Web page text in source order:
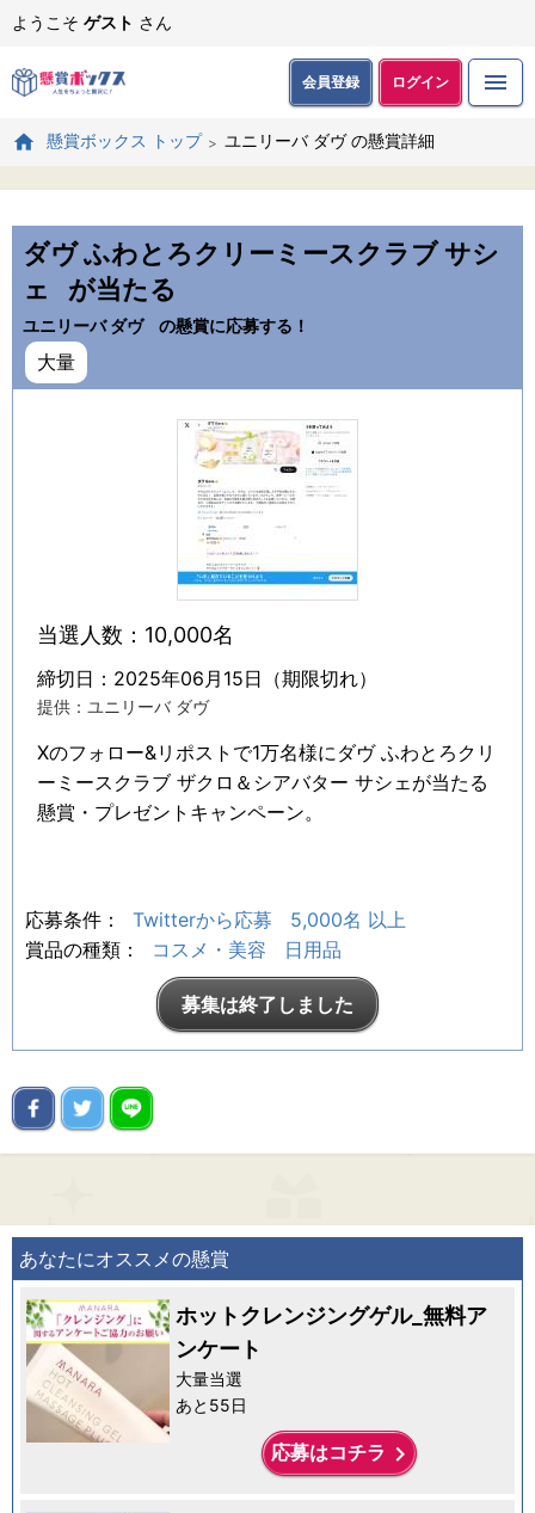
ようこそ ゲスト さん
会員登録 ログイン
懸賞ボックス トップ ユニリーバ ダヴ の懸賞詳細
ダヴ ふわとろクリーミースクラブ サシ
ェ
が当たる
ユニリーバ ダヴ の懸賞に応募する！
大量
当選人数：10,000名
締切日：2025年06月15日（期限切れ）
提供：ユニリーバ ダヴ
Xのフォロー&リポストで1万名様にダヴ ふわとろクリ
ーミースクラブ ザクロ＆シアバター サシェが当たる
懸賞・プレゼントキャンペーン。
応募条件： Twitterから応募
5,000名 以上
賞品の種類：
コスメ・美容 日用品
募集は終了しました
あなたにオススメの懸賞
ホットクレンジングゲル_無料ア
ンケート
大量当選
あと55日
応募はコチラ keyboard_arrow_right